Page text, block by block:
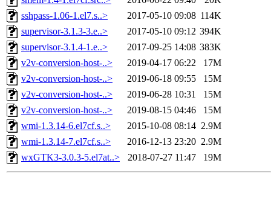
sshpass-1.06-1.el7.s..>
2017-05-10 09:08 114K
supervisor-3.1.3-3.e..>
2017-05-10 09:12 394K
supervisor-3.1.4-1.e..>
2017-09-25 14:08 383K
v2v-conversion-host-..>
2019-04-17 06:22
17M
v2v-conversion-host-..>
2019-06-18 09:55
15M
v2v-conversion-host-..>
2019-06-28 10:31
15M
v2v-conversion-host-..>
2019-08-15 04:46
15M
wmi-1.3.14-6.el7cf.s..>
2015-10-08 08:14 2.9M
wmi-1.3.14-7.el7cf.s..>
2016-12-13 23:20 2.9M
wxGTK3-3.0.3-5.el7at..>
2018-07-27 11:47 19M